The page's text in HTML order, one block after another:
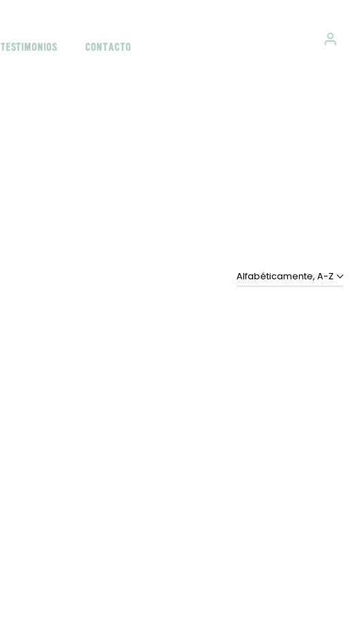
TESTIMONIOS CONTACTO
Alfabéticamente, A-Z